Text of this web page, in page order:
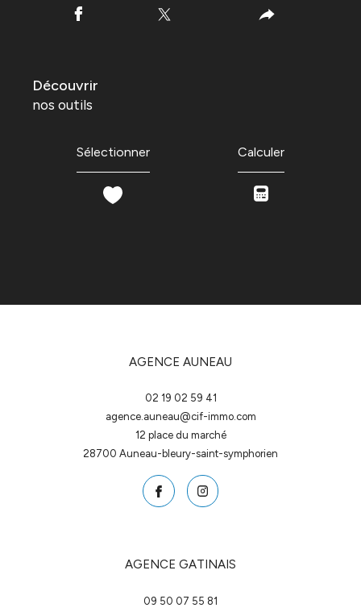
découvrir
nos outils
Sélectionner Calculer
AGENCE AUNEAU
02 19 02 59 41
agence.auneau@cif-immo.com
12 place du marché
28700
auneau-bleury-saint-symphorien
AGENCE GATINAIS
09 50 07 55 81